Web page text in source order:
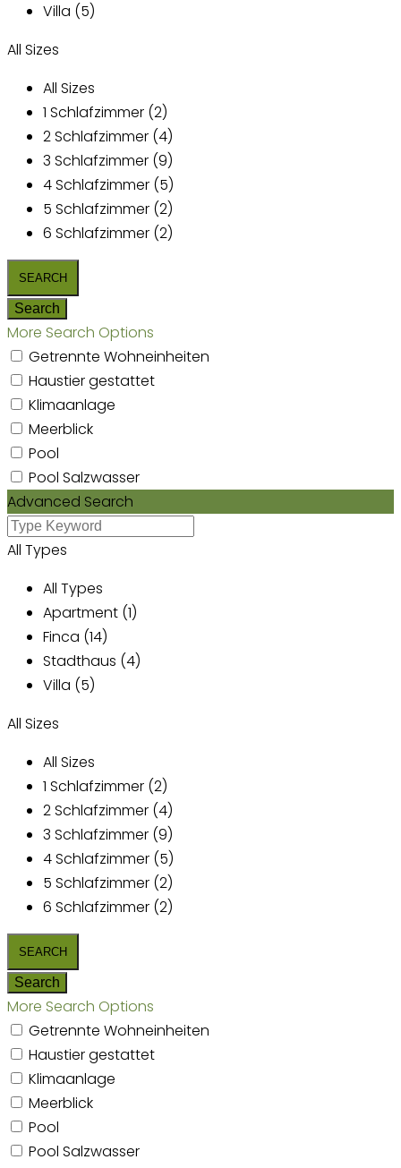
Villa (5)
All Sizes
All Sizes
1 Schlafzimmer (2)
2 Schlafzimmer (4)
3 Schlafzimmer (9)
4 Schlafzimmer (5)
5 Schlafzimmer (2)
6 Schlafzimmer (2)
More Search Options
Getrennte Wohneinheiten
Haustier gestattet
Klimaanlage
Meerblick
Pool
Pool Salzwasser
Advanced Search
All Types
All Types
Apartment (1)
Finca (14)
Stadthaus (4)
Villa (5)
All Sizes
All Sizes
1 Schlafzimmer (2)
2 Schlafzimmer (4)
3 Schlafzimmer (9)
4 Schlafzimmer (5)
5 Schlafzimmer (2)
6 Schlafzimmer (2)
More Search Options
Getrennte Wohneinheiten
Haustier gestattet
Klimaanlage
Meerblick
Pool
Pool Salzwasser